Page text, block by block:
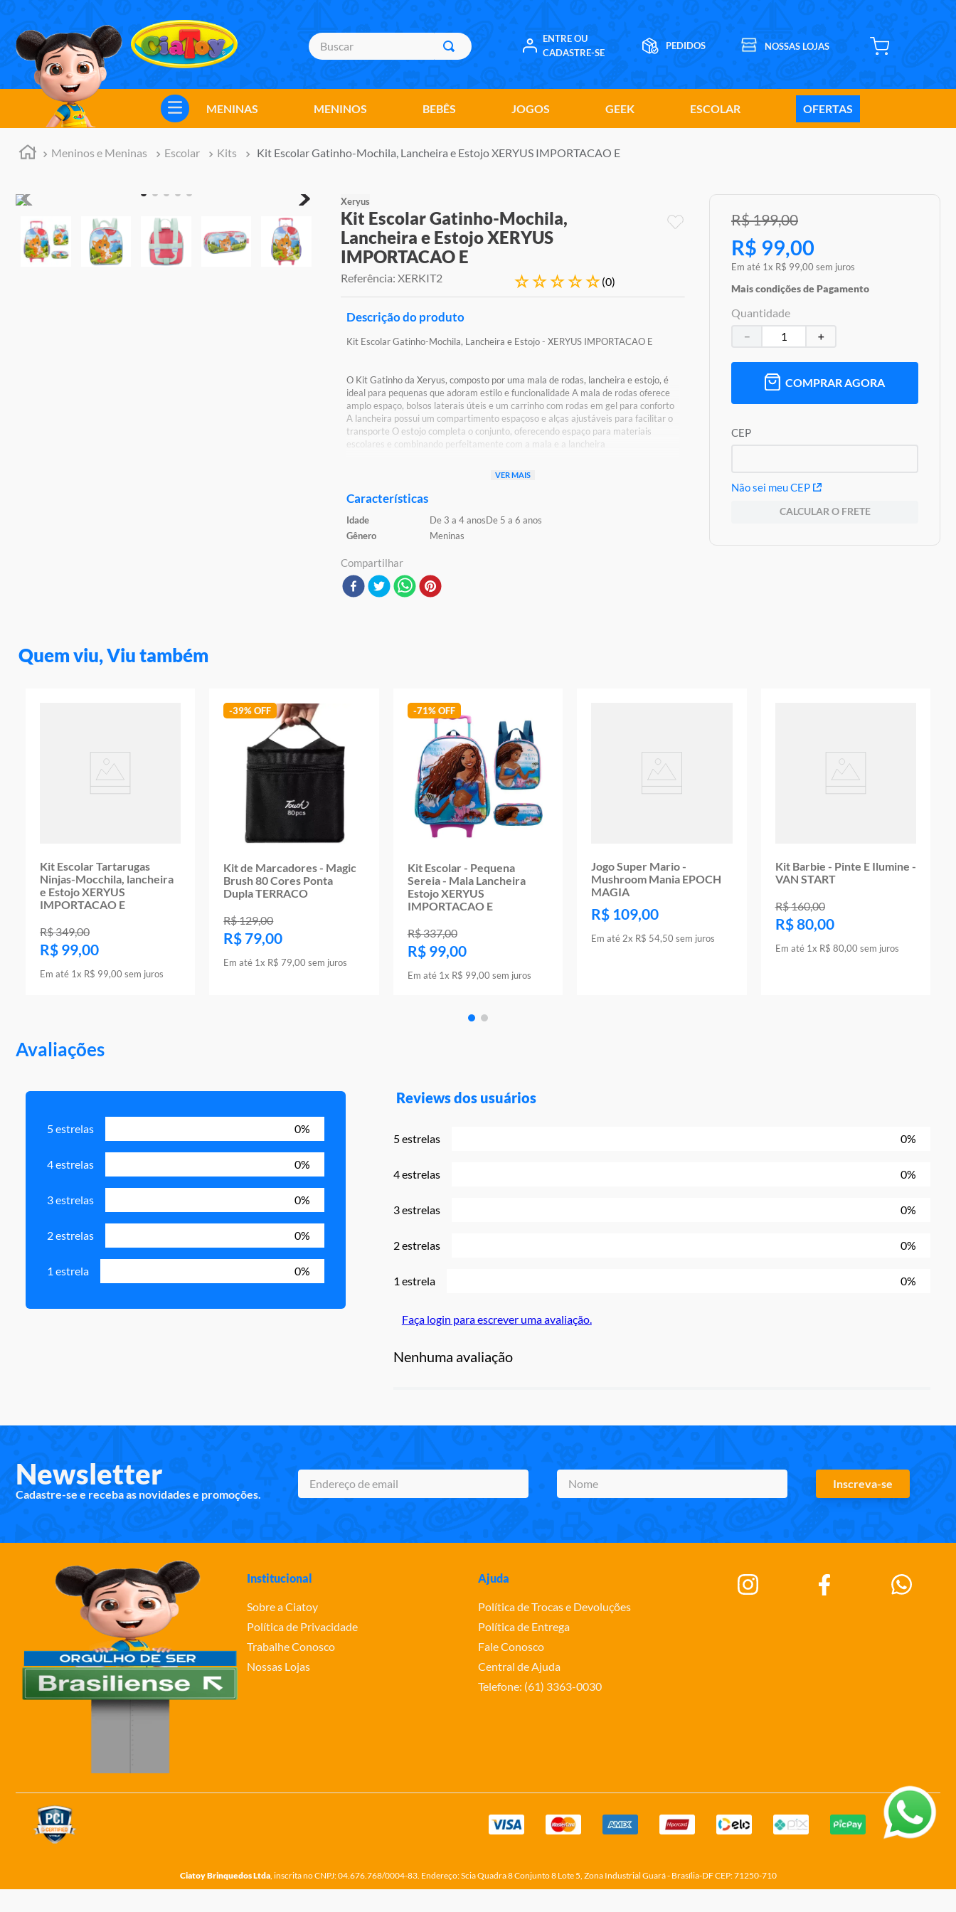
Buscar
ENTRE OU
CADASTRE-SE
MENINAS MENINOS BEBÊS JOGOS GEEK ESCOLAR OFERTAS
Meninos e Meninas Escolar Kits Kit Escolar Gatinho-Mochila, Lancheira e Estojo XERYUS IMPORTACAO E
Xeryus
Kit Escolar Gatinho-Mochila,
Lancheira e Estojo XERYUS
IMPORTACAO E
Referência: XERKIT2 ☆☆☆☆☆(0)
Descrição do produto
Kit Escolar Gatinho-Mochila, Lancheira e Estojo - XERYUS IMPORTACAO E
O Kit Gatinho da Xeryus, composto por uma mala de rodas, lancheira e estojo, é
ideal para pequenas que adoram estilo e funcionalidade A mala de rodas oferece
amplo espaço, bolsos laterais úteis e um carrinho com rodas em gel para conforto
A lancheira possui um compartimento espaçoso e alças ajustáveis para facilitar o
transporte O estojo completa o conjunto, oferecendo espaço para materiais
escolares e combinando perfeitamente com a mala e a lancheira
Certificação de Produtos)
Características:
Conteúdo da Embalagem: 01 Mochila, 01 Lancheira e 01 Estojo
Ref: 13690
Marca: Xeryus
Modelo: Rodinhas
Idade Indicada: 4+
VER MAIS
Características
Idade De 3 a 4 anosDe 5 a 6 anos
Gênero
Meninas
Compartilhar
R$199,00
R$ 99,00
Em até 1x R$ 99,00 sem juros
Mais condições de Pagamento
Quantidade
＋
－
COMPRAR AGORA
CEP
Não sei meu CEP
CALCULAR O FRETE
Quem viu, Viu também
Kit Escolar Tartarugas
Ninjas-Mocchila, lancheira
e Estojo XERYUS
IMPORTACAO E
R$349,00
R$ 99,00
Em até 1x R$ 99,00 sem juros
-39%
Kit de Marcadores - Magic
Brush 80 Cores Ponta
Dupla TERRACO
R$129,00
R$ 79,00
Em até 1x R$ 79,00 sem juros
-71%
Kit Escolar - Pequena
Sereia - Mala Lancheira
Estojo XERYUS
IMPORTACAO E
R$337,00
R$ 99,00
Em até 1x R$ 99,00 sem juros
Jogo Super Mario -
Mushroom Mania EPOCH
MAGIA
R$ 109,00
Em até2x R$ 54,50 sem juros
Kit Barbie - Pinte E Ilumine -
VAN START
R$160,00
R$80,00
Em até 1x R$ 80,00 sem juros
Avaliações
5 estrelas 0%
4 estrelas 0%
3 estrelas 0%
2 estrelas 0%
1 estrela 0%
Reviews dos usuários
5 estrelas 0%
4 estrelas 0%
3 estrelas 0%
2 estrelas 0%
1 estrela 0%
Faça login para escrever uma avaliação.
Nenhuma avaliação
Newsletter
Cadastre-se e receba as novidades e promoções.
Inscreva-se
Institucional
Sobre a Ciatoy
Política de Privacidade
Trabalhe Conosco
Nossas Lojas
Ajuda
Política de Trocas e Devoluções
Política de Entrega
Fale Conosco
Central de Ajuda
Telefone: (61) 3363-0030
Ciatoy Brinquedos Ltda, inscrita no CNPJ: 04.676.768/0004-83. Endereço: Scia Quadra 8 Conjunto 8 Lote 5, Zona Industrial Guará - Brasília-DF CEP: 71250-710
TERMOS MAIS BUSCADOS
meninos
marvel legends
barbie
hot wheels
bebes
boneca